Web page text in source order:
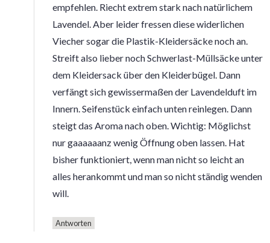
empfehlen. Riecht extrem stark nach natürlichem
Lavendel. Aber leider fressen diese widerlichen
Viecher sogar die Plastik-Kleidersäcke noch an.
Streift also lieber noch Schwerlast-Müllsäcke unter
dem Kleidersack über den Kleiderbügel. Dann
verfängt sich gewissermaßen der Lavendelduft im
Innern. Seifenstück einfach unten reinlegen. Dann
steigt das Aroma nach oben. Wichtig: Möglichst
nur gaaaaaanz wenig Öffnung oben lassen. Hat
bisher funktioniert, wenn man nicht so leicht an
alles herankommt und man so nicht ständig wenden
will.
Antworten